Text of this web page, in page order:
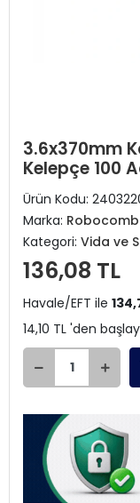
3.6x370mm
Kelepçe 100
Ürün Kodu:
Marka:
Kategori: Vida ve
136,08 TL
Havale/EFT ile
14,10 TL 'den